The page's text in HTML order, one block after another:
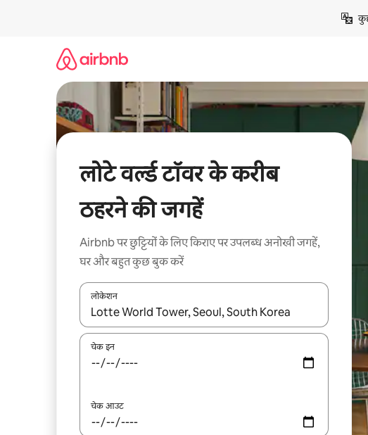
लोटे वर्ल्ड टॉवर के करीब
ठहरने की जगहें
Airbnb पर छुट्टियों के लिए किराए पर उपलब्ध अनोखी जगहें,
घर और बहुत कुछ बुक करें
लोकेशन
नतीजों के उपलब्ध होने पर, अप और डाउन 'ऐरो की' का इस्तेमाल करके
चेक इन
चेक आउट